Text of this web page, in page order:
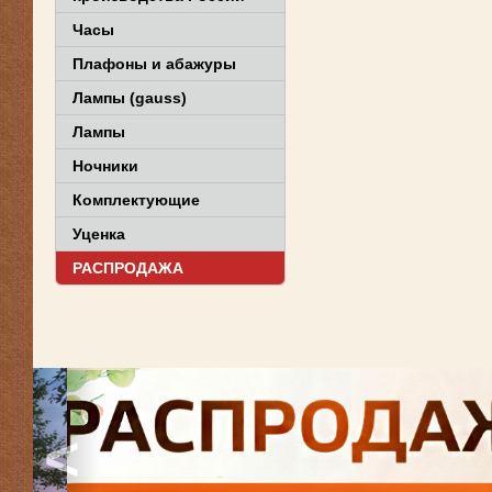
Часы
Плафоны и абажуры
Лампы (gauss)
Лампы
Ночники
Комплектующие
Уценка
РАСПРОДАЖА